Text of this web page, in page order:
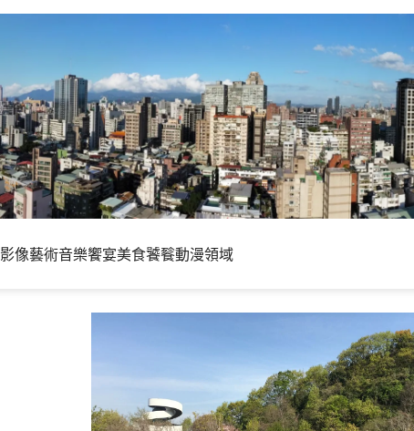
影像藝術音樂饗宴美食饕餮動漫領域